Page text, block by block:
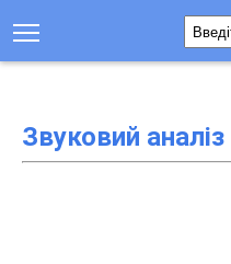
Звуковий аналіз